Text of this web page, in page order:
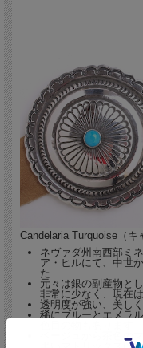
Candelaria Turquoise（
ネヴァダ州南西部ミ
ア・ヒルにて、中世
た
元々は銀の副産物と
非常に少なく、現在
透明度が強い、美し
稀にブルーとエメラ
ベージュから茶色の